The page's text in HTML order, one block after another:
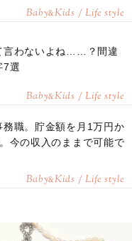
Baby&Kids / Life style
言わないよね……？間違
7選
Baby&Kids / Life style
務職。貯金額を月1万円か
今の収入のままで可能で
Baby&Kids / Life style